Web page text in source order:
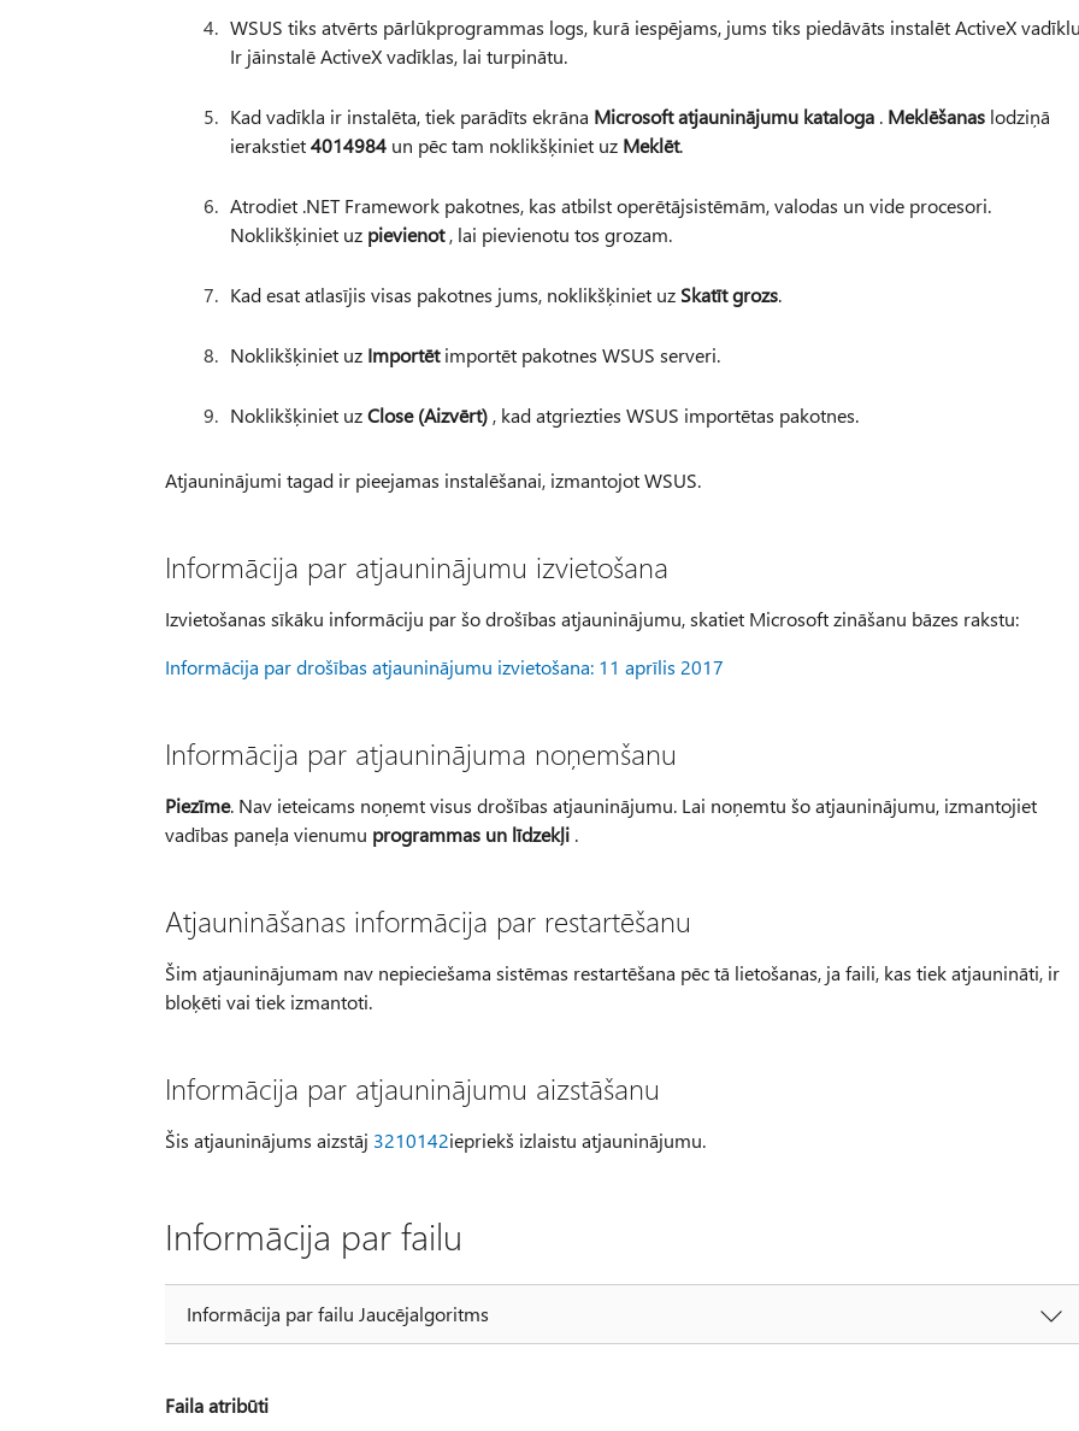
WSUS tiks atvērts pārlūkprogrammas logs, kurā iespējams, jums tiks piedāvāts instalēt ActiveX
Ir jāinstalē ActiveX vadīklas, lai turpinātu.
Kad vadīkla ir instalēta, tiek parādīts ekrāna Microsoft atjauninājumu kataloga. Meklēšanaslodziņā
ierakstiet4014984un pēc tam noklikšķiniet uz Meklēt.
Atrodiet .NET Framework pakotnes, kas atbilst operētājsistēmām, valodas un vide procesori.
Noklikšķiniet uz pievienot, lai pievienotu tos grozam.
Kad esat atlasījis visas pakotnes jums, noklikšķiniet uz Skatīt grozs.
Noklikšķiniet uz Importētimportēt pakotnes WSUS serveri.
Noklikšķiniet uzClose (Aizvērt), kad atgriezties WSUS importētas pakotnes.
Atjauninājumi tagad ir pieejamas instalēšanai, izmantojot WSUS.
Informācija par atjauninājumu izvietošana
Izvietošanas sīkāku informāciju par šo drošības atjauninājumu, skatiet Microsoft zināšanu bāzes rakstu:
Informācija par drošības atjauninājumu izvietošana: 11 aprīlis 2017
Informācija par atjauninājuma noņemšanu
Piezīme. Nav ieteicams noņemt visus drošības atjauninājumu. Lai noņemtu šo atjauninājumu, izmantojiet
vadības paneļa vienumu programmas un līdzekļi.
Atjaunināšanas informācija par restartēšanu
Šim atjauninājumam nav nepieciešama sistēmas restartēšana pēc tā lietošanas, ja faili, kas tiek atjaunināti, ir
bloķēti vai tiek izmantoti.
Informācija par atjauninājumu aizstāšanu
Šis atjauninājums aizstāj 3210142iepriekš izlaistu atjauninājumu.
Informācija par failu
Informācija par failu Jaucējalgoritms
Faila atribūti